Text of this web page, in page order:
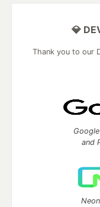
💎
Thank you to our
and